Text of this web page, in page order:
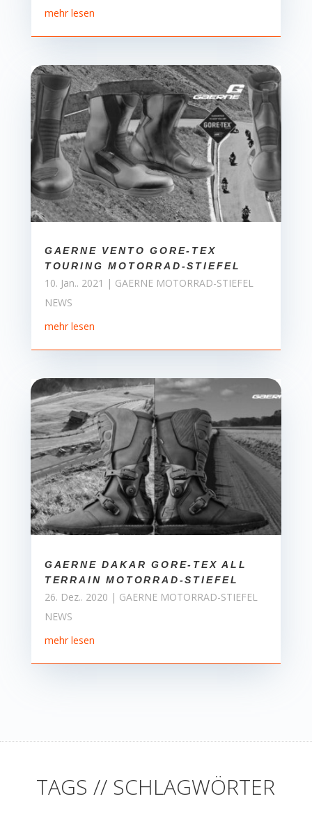
mehr lesen
GAERNE VENTO GORE-TEX
TOURING MOTORRAD-STIEFEL
10. Jan.. 2021 | GAERNE MOTORRAD-STIEFEL
NEWS
mehr lesen
GAERNE DAKAR GORE-TEX ALL
TERRAIN MOTORRAD-STIEFEL
26. Dez.. 2020 | GAERNE MOTORRAD-STIEFEL
NEWS
mehr lesen
TAGS // SCHLAGWÖRTER